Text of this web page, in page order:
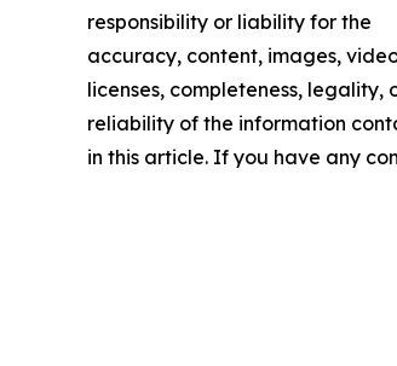
responsibility or liability for the
accuracy, content, images,
licenses, completeness, legality,
reliability of the information
in this article. If you have any